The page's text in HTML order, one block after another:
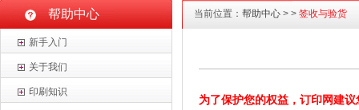
帮助中心
新手入门
关于我们
印刷知识
当前位置： 帮助中心 > > 签收与验货
为了保护您的权益，订印网建